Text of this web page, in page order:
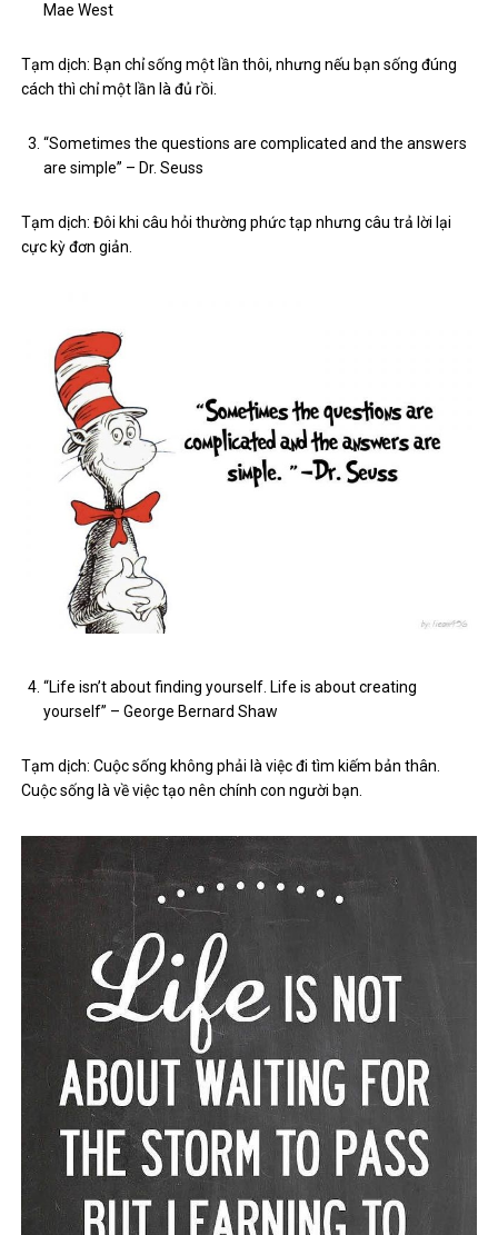
Mae West
Tạm dịch: Bạn chỉ sống một lần thôi, nhưng nếu bạn sống đúng
cách thì chỉ một lần là đủ rồi.
“Sometimes the questions are complicated and the answers
are simple” – Dr. Seuss
Tạm dịch: Đôi khi câu hỏi thường phức tạp nhưng câu trả lời lại
cực kỳ đơn giản.
“Life isn’t about finding yourself. Life is about creating
yourself” – George Bernard Shaw
Tạm dịch: Cuộc sống không phải là việc đi tìm kiếm bản thân.
Cuộc sống là về việc tạo nên chính con người bạn.